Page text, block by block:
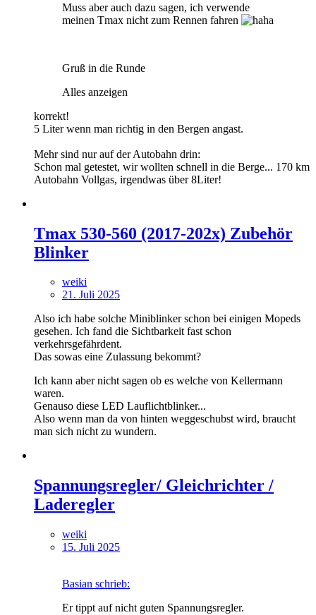
Muss aber auch dazu sagen, ich verwende
meinen Tmax nicht zum Rennen fahren
Gruß in die Runde
Alles anzeigen
korrekt!
5 Liter wenn man richtig in den Bergen angast.
Mehr sind nur auf der Autobahn drin:
Schon mal getestet, wir wollten schnell in die Berge... 170 km
Autobahn Vollgas, irgendwas über 8Liter!
Tmax 530-560 (2017-202x) Zubehör
Blinker
weiki
21. Juli 2025
Also ich habe solche Miniblinker schon bei einigen Mopeds
gesehen. Ich fand die Sichtbarkeit fast schon
verkehrsgefährdent.
Das sowas eine Zulassung bekommt?
Ich kann aber nicht sagen ob es welche von Kellermann
waren.
Genauso diese LED Lauflichtblinker...
Also wenn man da von hinten weggeschubst wird, braucht
man sich nicht zu wundern.
Spannungsregler/ Gleichrichter /
Laderegler
weiki
15. Juli 2025
Basian schrieb:
Er tippt auf nicht guten Spannungsregler.